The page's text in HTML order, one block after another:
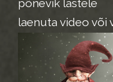
põnevik lastele
laenuta video või